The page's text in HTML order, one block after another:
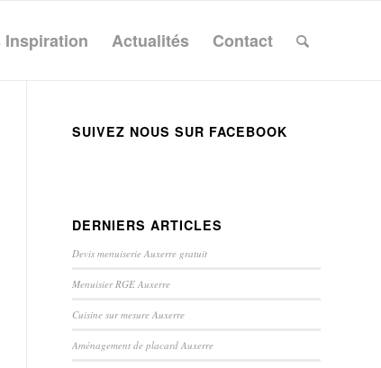
Inspiration Actualités Contact
SUIVEZ NOUS SUR FACEBOOK
DERNIERS ARTICLES
Devis menuiserie Auxerre gratuit
Menuisier RGE Auxerre
Cuisine sur mesure Auxerre
Aménagement de placard Auxerre